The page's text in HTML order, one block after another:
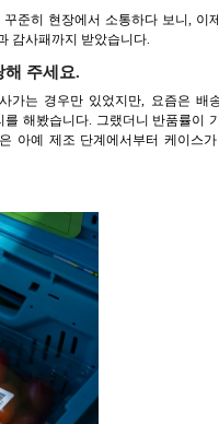
준히 현장에서 소통하다 보니, 이
감사패까지 받았습니다.
해 주세요.
는 경우만 있었지만, 요즘은 배송
해봤습니다. 그랬더니 반품률이
아예 제조 단계에서부터 케이스